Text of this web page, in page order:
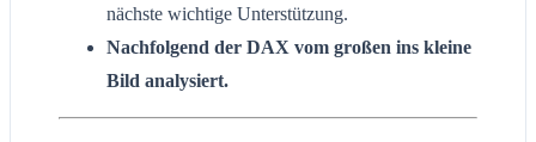
nächste wichtige Unterstützung.
Nachfolgend der DAX vom großen ins kleine
Bild analysiert.